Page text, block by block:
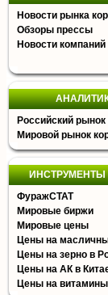
Новости рынка
Обзоры прессы
Новости компаний
Российский
Мировой рынок
ИНСТРУМЕНТЫ
ФуражСТАТ
Мировые биржи
Мировые цены
Цены на
Цены на зерно в
Цены на АК в
Цены на витамины